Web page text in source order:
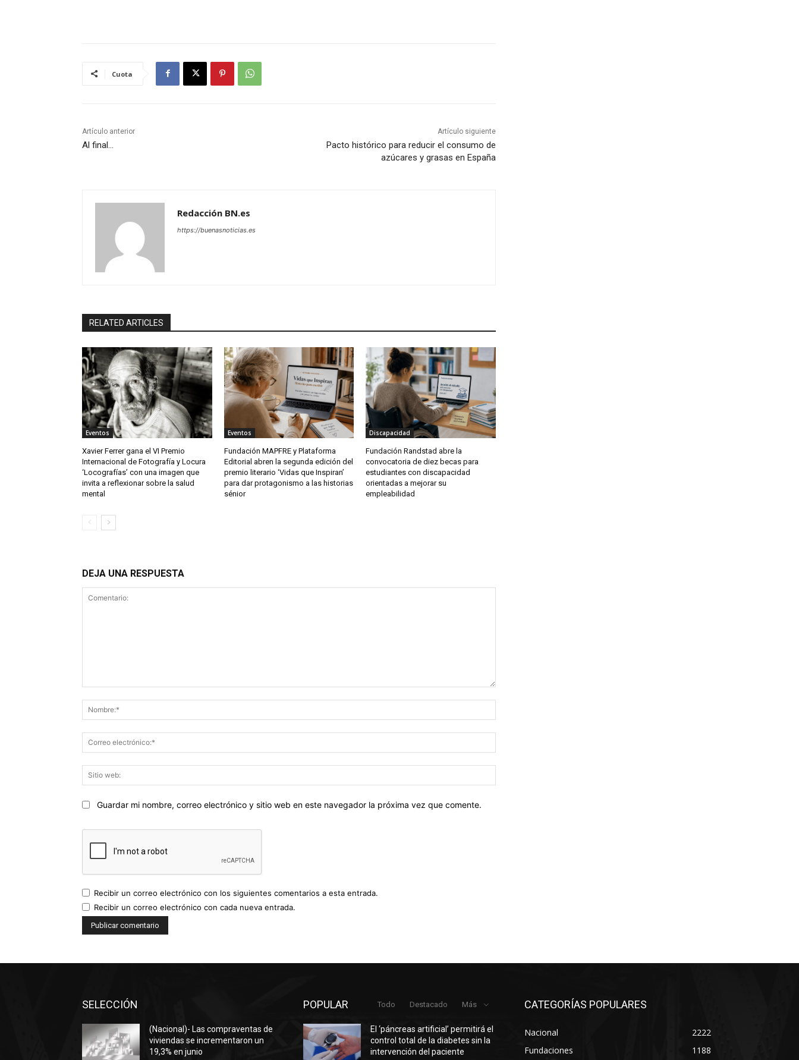
Cuota
Artículo anterior
Al final…
Artículo siguiente
Pacto histórico para reducir el consumo de
azúcares y grasas en España
Redacción BN.es
https://buenasnoticias.es
RELATED ARTICLES
Eventos
Xavier Ferrer gana el VI Premio
Internacional de Fotografía y Locura
‘Locografías’ con una imagen que
invita a reflexionar sobre la salud
mental
Eventos
Fundación MAPFRE y Plataforma
Editorial abren la segunda edición del
premio literario ‘Vidas que Inspiran’
para dar protagonismo a las historias
sénior
Discapacidad
Fundación Randstad abre la
convocatoria de diez becas para
estudiantes con discapacidad
orientadas a mejorar su
empleabilidad
DEJA UNA RESPUESTA
electrónico:*
web:
Guardar mi nombre, correo electrónico y sitio web en este navegador la próxima vez que comente.
Recibir un correo electrónico con los siguientes comentarios a esta entrada.
Recibir un correo electrónico con cada nueva entrada.
SELECCIÓN
(Nacional)- Las compraventas de
viviendas se incrementaron un
19,3% en junio
POPULAR Todo Destacado Más
El ‘páncreas artificial’ permitirá el
control total de la diabetes sin la
intervención del paciente
CATEGORÍAS POPULARES
Nacional
2222
Fundaciones
1188